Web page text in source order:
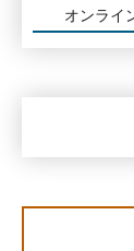
オンライ